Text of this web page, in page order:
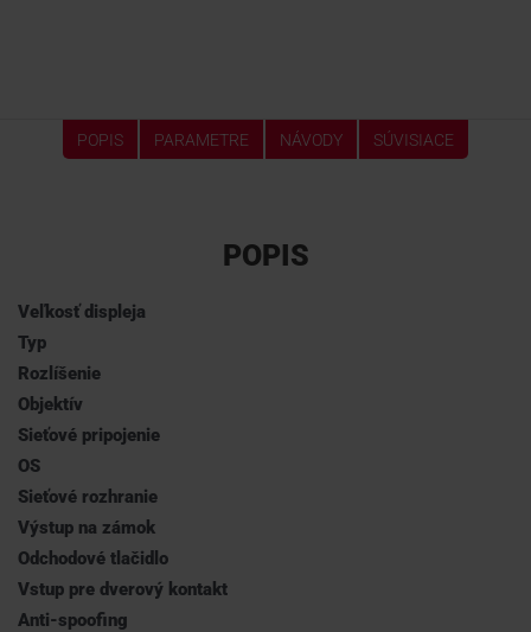
POPIS PARAMETRE NÁVODY SÚVISIACE
POPIS
Veľkosť displeja
Typ
Rozlíšenie
Objektív
Sieťové pripojenie
OS
Sieťové rozhranie
Výstup na zámok
Odchodové tlačidlo
Vstup pre dverový kontakt
Anti-spoofing